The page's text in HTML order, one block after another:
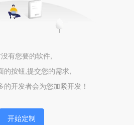
有您要的软件,
的按钮,提交您的需求,
的开发者会为您加紧开发！
开始定制